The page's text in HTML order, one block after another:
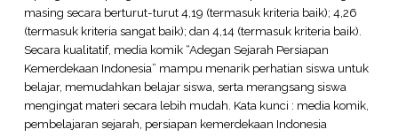
masing secara berturut-turut 4,19 (termasuk kriteria baik); 4,26
(termasuk kriteria sangat baik); dan 4,14 (termasuk kriteria baik).
Secara kualitatif, media komik “Adegan Sejarah Persiapan
Kemerdekaan Indonesia” mampu menarik perhatian siswa untuk
belajar, memudahkan belajar siswa, serta merangsang siswa
mengingat materi secara lebih mudah. Kata kunci : media komik,
pembelajaran sejarah, persiapan kemerdekaan Indonesia